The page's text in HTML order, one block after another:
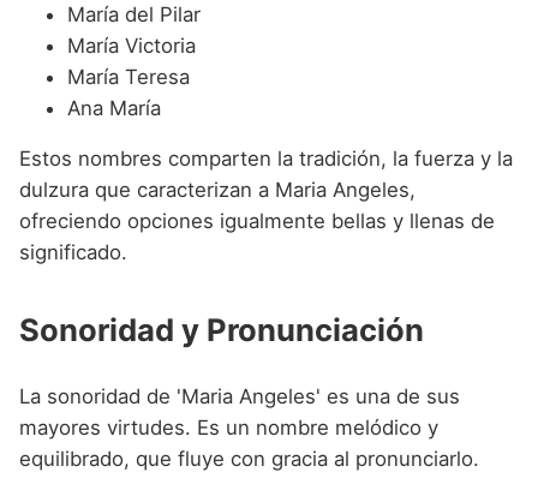
María del Pilar
María Victoria
María Teresa
Ana María
Estos nombres comparten la tradición, la fuerza y la
dulzura que caracterizan a Maria Angeles,
ofreciendo opciones igualmente bellas y llenas de
significado.
Sonoridad y Pronunciación
La sonoridad de 'Maria Angeles' es una de sus
mayores virtudes. Es un nombre melódico y
equilibrado, que fluye con gracia al pronunciarlo.